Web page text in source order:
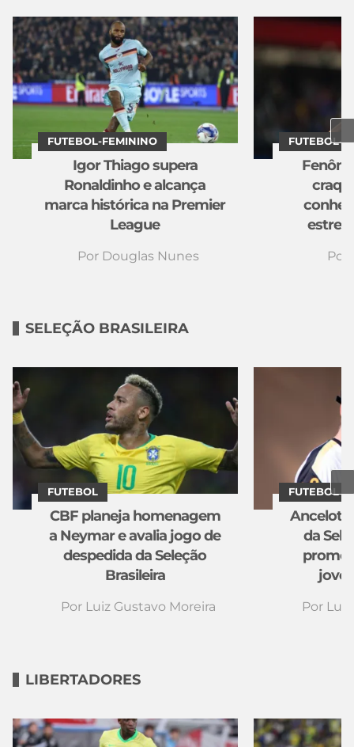
Igor Thiago supera
Ronaldinho e alcança
marca histórica na Premier
League
Por Douglas Nunes
FUTEBOL-FEMININO
Por
FUTEBOL-
SELEÇÃO BRASILEIRA
CBF planeja homenagem
a Neymar e avalia jogo de
despedida da Seleção
Brasileira
Por Luiz Gustavo Moreira
FUTEBOL
Ancelotti
da
Por
FUTEBOL
LIBERTADORES